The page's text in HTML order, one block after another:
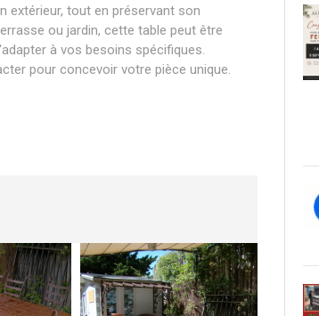
extérieur, tout en préservant son
ou jardin, cette table peut être
à vos besoins spécifiques.
pour concevoir votre pièce unique.